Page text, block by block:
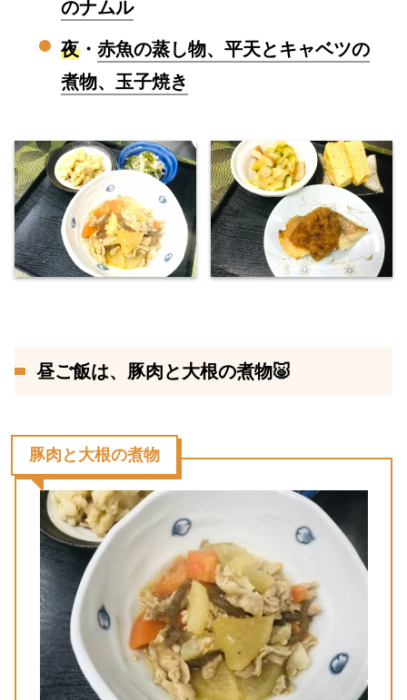
のナムル
夜 ・ 赤魚の蒸し物、平天とキャベツの
煮物、玉子焼き
昼ご飯は、豚肉と大根の煮物🐷
豚肉と大根の煮物